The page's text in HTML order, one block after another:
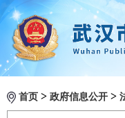
首页 > 政府信息公开 >